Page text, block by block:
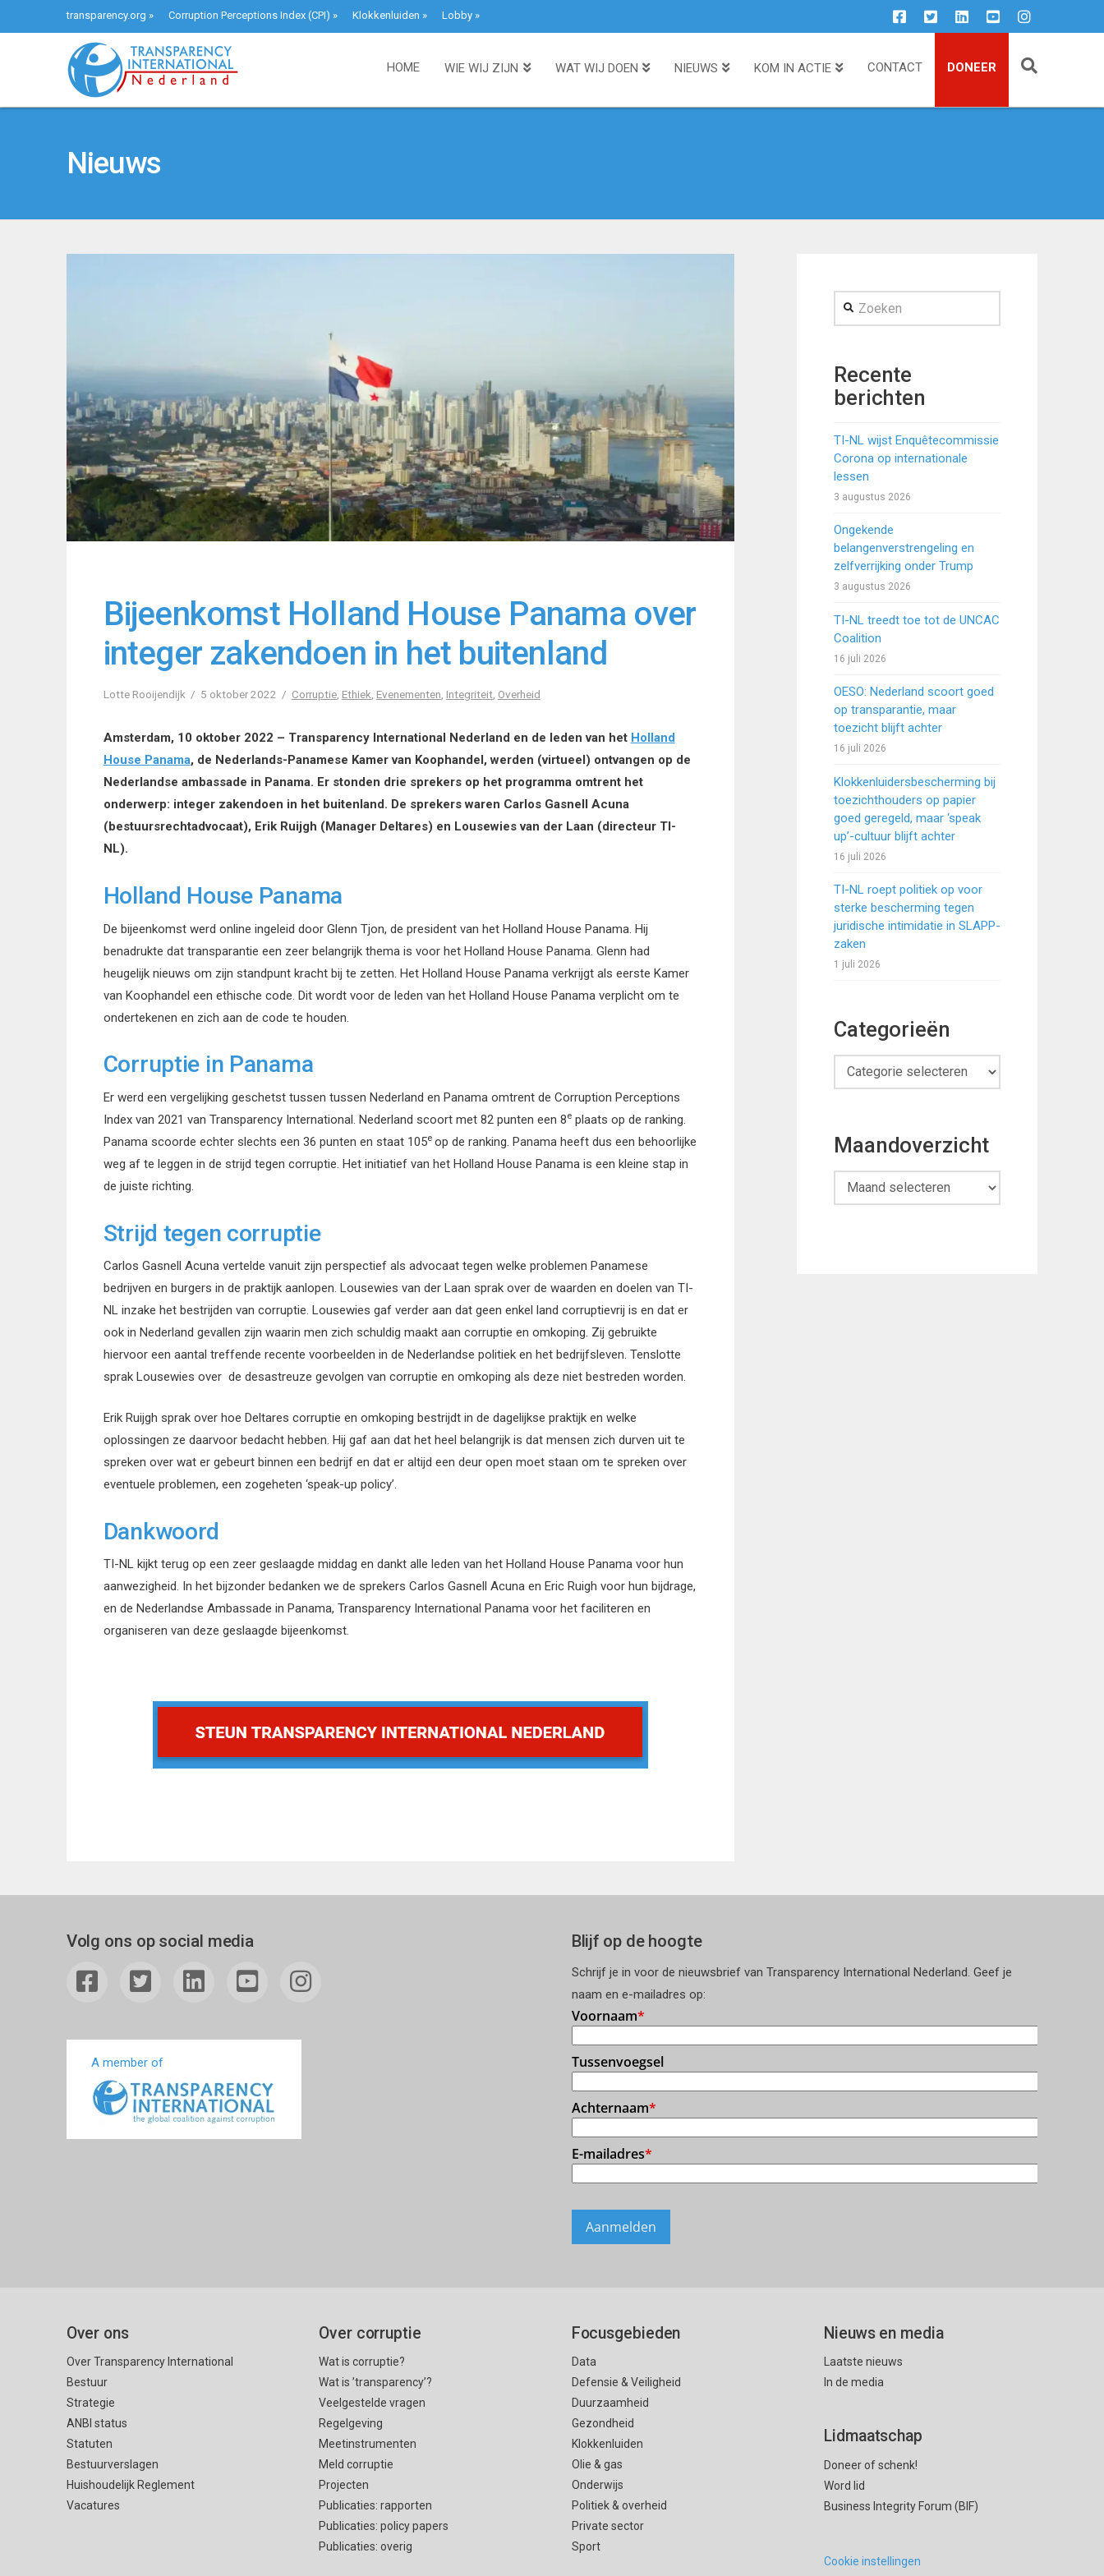
transparency.org » Corruption Perceptions Index (CPI) » Klokkenluiden » Lobby»
HOME WIE WIJ ZIJN WAT WIJ DOEN NIEUWS KOM IN ACTIE CONTACT DONEER
Nieuws
Bijeenkomst Holland House Panama over
integer zakendoen in het buitenland
Lotte Rooijendijk 5 oktober 2022 Corruptie, Ethiek Evenementen Integriteit, Overheid
Amsterdam, 10 oktober 2022 – Transparency International Nederland en de leden van het Holland
House Panama, de Nederlands-Panamese Kamer van Koophandel, werden (virtueel) ontvangen op de
Nederlandse ambassade in Panama. Er stonden drie sprekers op het programma omtrent het
onderwerp: integer zakendoen in het buitenland. De sprekers waren Carlos Gasnell Acuna
(bestuursrechtadvocaat), Erik Ruijgh (Manager Deltares) en Lousewies van der Laan (directeur TI-
NL).
Holland House Panama
De bijeenkomst werd online ingeleid door Glenn Tjon, de president van het Holland House Panama. Hij
benadrukte dat transparantie een zeer belangrijk thema is voor het Holland House Panama. Glenn had
heugelijk nieuws om zijn standpunt kracht bij te zetten. Het Holland House Panama verkrijgt als eerste Kamer
van Koophandel een ethische code. Dit wordt voor de leden van het Holland House Panama verplicht om te
ondertekenen en zich aan de code te houden.
Corruptie in Panama
Er werd een vergelijking geschetst tussen tussen Nederland en Panama omtrent de Corruption Perceptions
Index van 2021 van Transparency International. Nederland scoort met 82 punten een 8eplaats op de ranking.
Panama scoorde echter slechts een 36 punten en staat 105e op de ranking. Panama heeft dus een behoorlijke
weg af te leggen in de strijd tegen corruptie. Het initiatief van het Holland House Panama is een kleine stap in
de juiste richting.
Strijd tegen corruptie
Carlos Gasnell Acuna vertelde vanuit zijn perspectief als advocaat tegen welke problemen Panamese
bedrijven en burgers in de praktijk aanlopen. Lousewies van der Laan sprak over de waarden en doelen van TI-
NL inzake het bestrijden van corruptie. Lousewies gaf verder aan dat geen enkel land corruptievrij is en dat er
ook in Nederland gevallen zijn waarin men zich schuldig maakt aan corruptie en omkoping. Zij gebruikte
hiervoor een aantal treffende recente voorbeelden in de Nederlandse politiek en het bedrijfsleven. Tenslotte
sprak Lousewies over de desastreuze gevolgen van corruptie en omkoping als deze niet bestreden worden.
Erik Ruijgh sprak over hoe Deltares corruptie en omkoping bestrijdt in de dagelijkse praktijk en welke
oplossingen ze daarvoor bedacht hebben. Hij gaf aan dat het heel belangrijk is dat mensen zich durven uit te
spreken over wat er gebeurt binnen een bedrijf en dat er altijd een deur open moet staan om te spreken over
eventuele problemen, een zogeheten ‘speak-up policy’.
Dankwoord
TI-NL kijkt terug op een zeer geslaagde middag en dankt alle leden van het Holland House Panama voor hun
aanwezigheid. In het bijzonder bedanken we de sprekers Carlos Gasnell Acuna en Eric Ruigh voor hun bijdrage,
en de Nederlandse Ambassade in Panama, Transparency International Panama voor het faciliteren en
organiseren van deze geslaagde bijeenkomst.
Zoeken
Recente
berichten
TI-NL wijst Enquêtecommissie
Corona op internationale
lessen
3 augustus 2026
Ongekende
belangenverstrengeling en
zelfverrijking onder Trump
3 augustus 2026
TI-NL treedt toe tot de UNCAC
Coalition
16 juli 2026
OESO: Nederland scoort goed
op transparantie, maar
toezicht blijft achter
16 juli 2026
Klokkenluidersbescherming bij
toezichthouders op papier
goed geregeld, maar ‘speak
up’-cultuur blijft achter
16 juli 2026
TI-NL roept politiek op voor
sterke bescherming tegen
juridische intimidatie in SLAPP-
zaken
1 juli 2026
Categorieën
Categorieën
Maandoverzicht
Maandoverzicht
Volg ons op social media
A member of
Blijf op de hoogte
Schrijf je in voor de nieuwsbrief van Transparency International Nederland. Geef je
naam en e-mailadres op:
Over ons
Over Transparency International
Bestuur
Strategie
ANBI status
Statuten
Bestuurverslagen
Huishoudelijk Reglement
Vacatures
Over corruptie
Wat is corruptie?
Wat is ’transparency’?
Veelgestelde vragen
Regelgeving
Meetinstrumenten
Meld corruptie
Projecten
Publicaties: rapporten
Publicaties: policy papers
Publicaties: overig
Focusgebieden
Data
Defensie & Veiligheid
Duurzaamheid
Gezondheid
Klokkenluiden
Olie & gas
Onderwijs
Politiek & overheid
Private sector
Sport
Nieuws en media
Laatste nieuws
In de media
Lidmaatschap
Doneer of schenk!
Word lid
Business Integrity Forum (BIF)
Cookie instellingen